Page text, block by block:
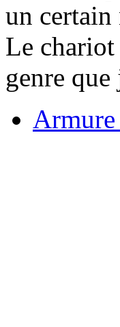
un certain
Le chariot
genre
Armure